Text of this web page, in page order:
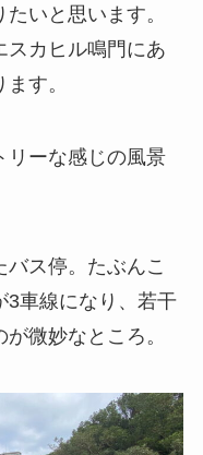
いと思います。
スカヒル鳴門にあ
す。
リーな感じの風景
ス停。たぶんこ
3車線になり、若干
微妙なところ。